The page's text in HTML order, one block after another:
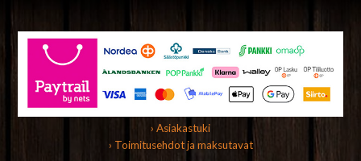
› Asiakastuki
› Toimitusehdot ja maksutavat